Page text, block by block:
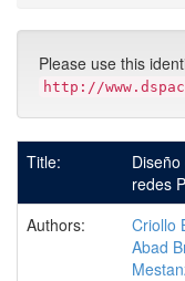
Please use this
http://
Title:
redes
Authors:
Criollo
Abad